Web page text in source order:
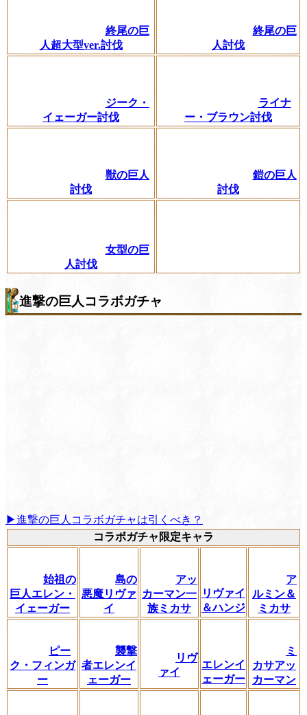
終尾の巨
人超大型ver.討伐
終尾の巨
人討伐
ジーク・
イェーガー討伐
ライナ
ー・ブラウン討伐
獣の巨人
討伐
鎧の巨人
討伐
女型の巨
人討伐
進撃の巨人コラボガチャ
▶進撃の巨人コラボガチャは引くべき？
コラボガチャ限定キャラ
始祖の
巨人エレン・
イェーガー
島の
悪魔リヴァ
イ
アッ
カーマン一
族ミカサ
リヴァイ
＆ハンジ
ア
ルミン＆
ミカサ
ピー
ク・フィンガ
ー
襲撃
者エレンイ
ェーガー
リヴ
ァイ
エレンイ
ェーガー
ミ
カサアッ
カーマン